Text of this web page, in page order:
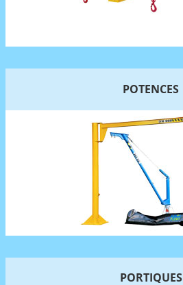
POTENCES
PORTIQUES